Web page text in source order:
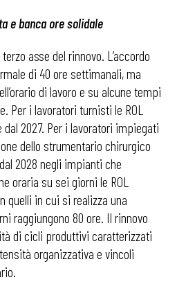
e banca ore solidale
asse del rinnovo. L’accordo
di 40 ore settimanali, ma
di lavoro e su alcune tempi
Per i lavoratori turnisti le ROL
dal 2027. Per i lavoratori impiegati
dello strumentario chirurgico
2028 negli impianti che
oraria su sei giorni le ROL
quelli in cui si realizza una
raggiungono 80 ore. Il rinnovo
di cicli produttivi caratterizzati
organizzativa e vincoli